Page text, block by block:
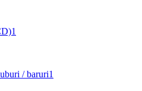
1
/ baruri1